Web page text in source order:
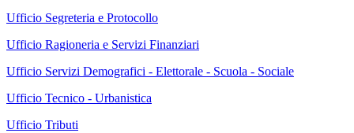
Ufficio Segreteria e Protocollo
Ufficio Ragioneria e Servizi Finanziari
Ufficio Servizi Demografici - Elettorale - Scuola - Sociale
Ufficio Tecnico - Urbanistica
Ufficio Tributi